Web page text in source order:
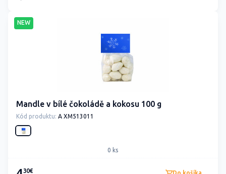
NEW
Mandle v bílé čokoládě a kokosu 100 g
Kód produktu: A XM513011
0 ks
30€